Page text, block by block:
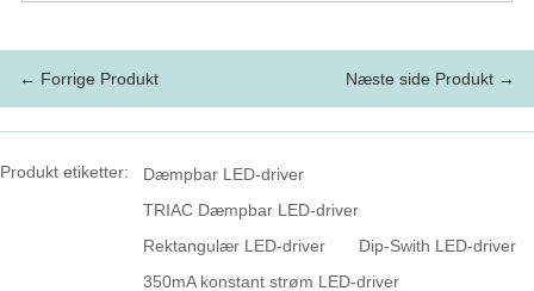
← Forrige Produkt Næste side Produkt →
Produkt etiketter:
Dæmpbar LED-driver
TRIAC Dæmpbar LED-driver
Rektangulær LED-driver
Dip-Swith LED-driver
350mA konstant strøm LED-driver